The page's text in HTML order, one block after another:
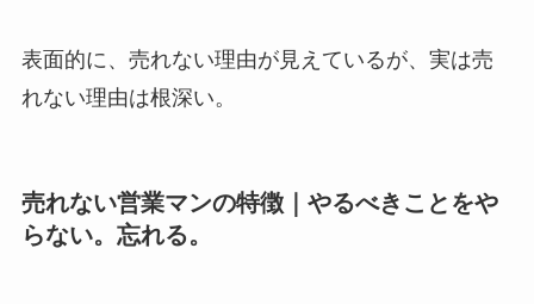
表面的に、売れない理由が見えているが、実は売
れない理由は根深い。
売れない営業マンの特徴｜やるべきことをや
らない。忘れる。